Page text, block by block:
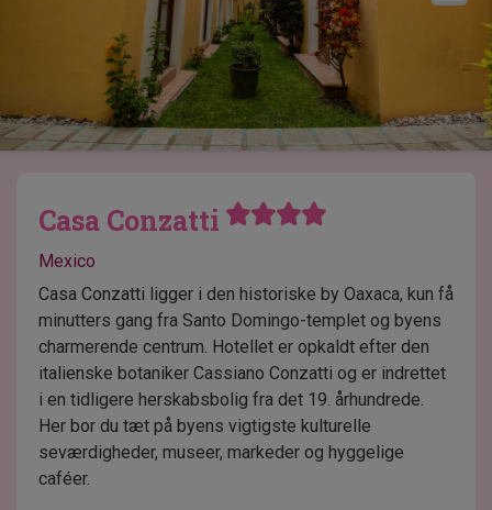
Casa Conzatti
Mexico
Casa Conzatti ligger i den historiske by Oaxaca, kun få
minutters gang fra Santo Domingo-templet og byens
charmerende centrum. Hotellet er opkaldt efter den
italienske botaniker Cassiano Conzatti og er indrettet
i en tidligere herskabsbolig fra det 19. århundrede.
Her bor du tæt på byens vigtigste kulturelle
seværdigheder, museer, markeder og hyggelige
caféer.